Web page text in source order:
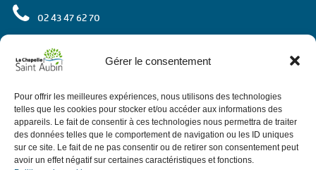
Gérer le consentement
Pour offrir les meilleures expériences, nous utilisons des technologies
telles que les cookies pour stocker et/ou accéder aux informations des
appareils. Le fait de consentir à ces technologies nous permettra de traiter
des données telles que le comportement de navigation ou les ID uniques
sur ce site. Le fait de ne pas consentir ou de retirer son consentement peut
avoir un effet négatif sur certaines caractéristiques et fonctions.
02 43 47 62 70
rue de l'Europe
72 650 La Chapelle Saint Aubin
Contactez-nous
Horaires